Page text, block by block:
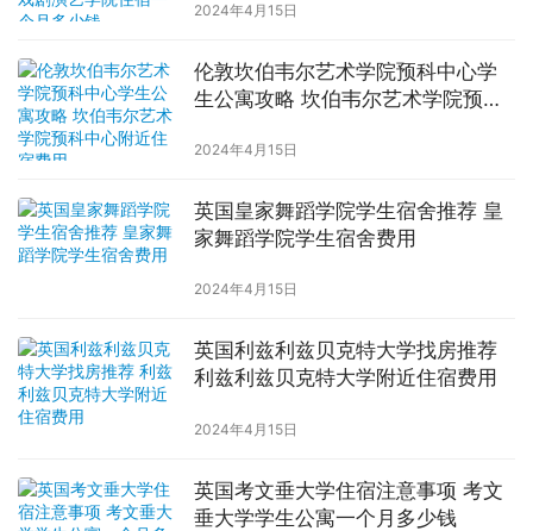
2024年4月15日
伦敦坎伯韦尔艺术学院预科中心学
生公寓攻略 坎伯韦尔艺术学院预科
2024年4月15日
英国皇家舞蹈学院学生宿舍推荐 皇
家舞蹈学院学生宿舍费用
2024年4月15日
英国利兹利兹贝克特大学找房推荐
利兹利兹贝克特大学附近住宿费用
2024年4月15日
英国考文垂大学住宿注意事项 考文
垂大学学生公寓一个月多少钱